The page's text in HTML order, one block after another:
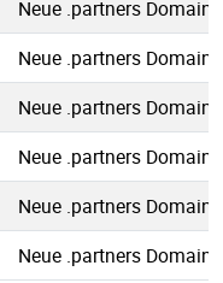
Neue .partners
Neue .partners
Neue .partners
Neue .partners
Neue .partners
Neue .partners